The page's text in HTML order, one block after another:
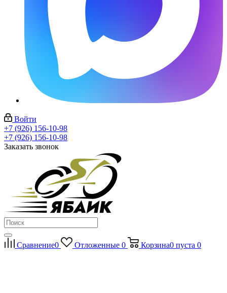
Войти
+7 (926) 156-10-98
+7 (926) 156-10-98
Заказать звонок
Сравнение0 Отложенные 0 Корзина0 пуста 0